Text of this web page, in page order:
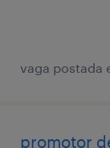
vaga postada
promotor